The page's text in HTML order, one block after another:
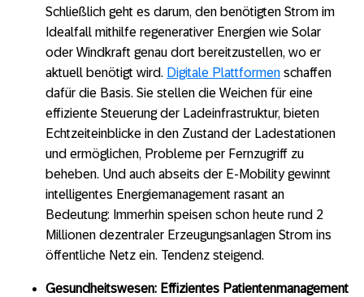
Schließlich geht es darum, den benötigten Strom im
Idealfall mithilfe regenerativer Energien wie Solar
oder Windkraft genau dort bereitzustellen, wo er
aktuell benötigt wird. Digitale Plattformen schaffen
dafür die Basis. Sie stellen die Weichen für eine
effiziente Steuerung der Ladeinfrastruktur, bieten
Echtzeiteinblicke in den Zustand der Ladestationen
und ermöglichen, Probleme per Fernzugriff zu
beheben. Und auch abseits der E-Mobility gewinnt
intelligentes Energiemanagement rasant an
Bedeutung: Immerhin speisen schon heute rund 2
Millionen dezentraler Erzeugungsanlagen Strom ins
öffentliche Netz ein. Tendenz steigend.
Gesundheitswesen: Effizientes Patientenmanagement